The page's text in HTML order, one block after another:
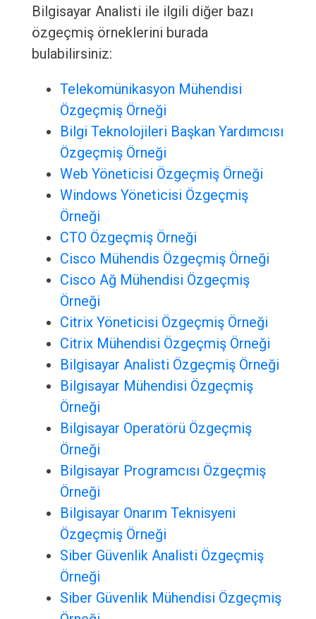
Bilgisayar Analisti ile ilgili diğer bazı
özgeçmiş örneklerini burada
bulabilirsiniz:
Telekomünikasyon Mühendisi
Özgeçmiş Örneği
Bilgi Teknolojileri Başkan Yardımcısı
Özgeçmiş Örneği
Web Yöneticisi Özgeçmiş Örneği
Windows Yöneticisi Özgeçmiş
Örneği
CTO Özgeçmiş Örneği
Cisco Mühendis Özgeçmiş Örneği
Cisco Ağ Mühendisi Özgeçmiş
Örneği
Citrix Yöneticisi Özgeçmiş Örneği
Citrix Mühendisi Özgeçmiş Örneği
Bilgisayar Analisti Özgeçmiş Örneği
Bilgisayar Mühendisi Özgeçmiş
Örneği
Bilgisayar Operatörü Özgeçmiş
Örneği
Bilgisayar Programcısı Özgeçmiş
Örneği
Bilgisayar Onarım Teknisyeni
Özgeçmiş Örneği
Siber Güvenlik Analisti Özgeçmiş
Örneği
Siber Güvenlik Mühendisi Özgeçmiş